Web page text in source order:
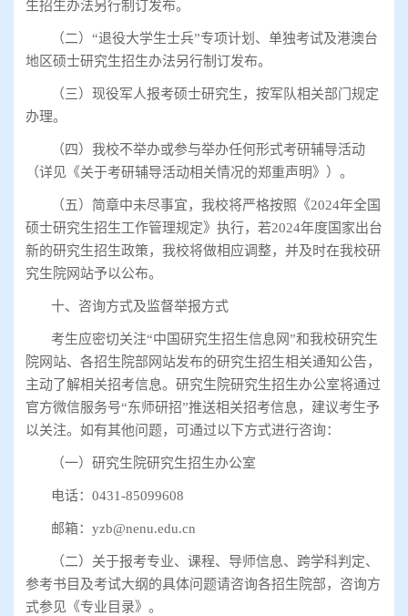
生招生办法另行制订发布。
（二） “退役大学生士兵”专项计划、单独考试及港澳台
地区硕士研究生招生办法另行制订发布。
（三）现役军人报考硕士研究生，按军队相关部门规定
办理。
（四）我校不举办或参与举办任何形式考研辅导活动
（详见《关于考研辅导活动相关情况的郑重声明》）。
（五）简章中未尽事宜，我校将严格按照《2024年全国
硕士研究生招生工作管理规定》执行，若2024年度国家出台
新的研究生招生政策，我校将做相应调整，并及时在我校研
究生院网站予以公布。
十、咨询方式及监督举报方式
考生应密切关注“中国研究生招生信息网”和我校研究生
院网站、各招生院部网站发布的研究生招生相关通知公告，
主动了解相关招考信息。研究生院研究生招生办公室将通过
官方微信服务号“东师研招”推送相关招考信息，建议考生予
以关注。如有其他问题，可通过以下方式进行咨询：
（一）研究生院研究生招生办公室
电话： 0431-85099608
邮箱： yzb@nenu.edu.cn
（二）关于报考专业、课程、导师信息、跨学科判定、
参考书目及考试大纲的具体问题请咨询各招生院部，咨询方
式参见《专业目录》。